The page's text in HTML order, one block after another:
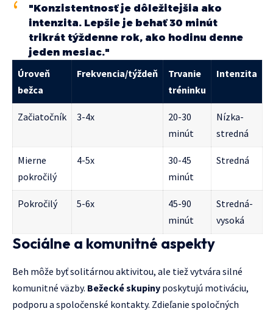
"Konzistentnosť je dôležitejšia ako
intenzita. Lepšie je behať 30 minút
trikrát týždenne rok, ako hodinu denne
jeden mesiac."
Úroveň
bežca
Frekvencia/týždeň
Trvanie
tréninku
Intenzita
Začiatočník 3-4x
20-30
minút
Nízka-
stredná
Mierne
pokročilý
4-5x
30-45
minút
Stredná
Pokročilý 5-6x
45-90
minút
Stredná-
vysoká
Sociálne a komunitné aspekty
Beh môže byť solitárnou aktivitou, ale tiež vytvára silné
komunitné väzby. Bežecké skupiny poskytujú motiváciu,
podporu a spoločenské kontakty. Zdieľanie spoločných